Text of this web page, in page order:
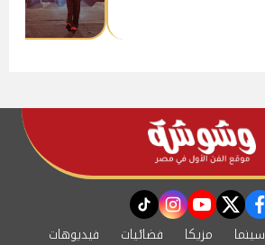
facebook
twitter
youtube
instagram
tiktok
سينما مزيكا فضائيات فيديوهات